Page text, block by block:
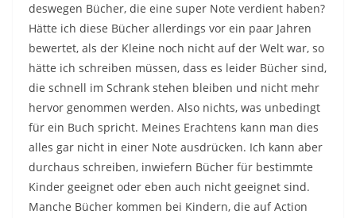
deswegen Bücher, die eine super Note verdient haben?
Hätte ich diese Bücher allerdings vor ein paar Jahren
bewertet, als der Kleine noch nicht auf der Welt war, so
hätte ich schreiben müssen, dass es leider Bücher sind,
die schnell im Schrank stehen bleiben und nicht mehr
hervor genommen werden. Also nichts, was unbedingt
für ein Buch spricht. Meines Erachtens kann man dies
alles gar nicht in einer Note ausdrücken. Ich kann aber
durchaus schreiben, inwiefern Bücher für bestimmte
Kinder geeignet oder eben auch nicht geeignet sind.
Manche Bücher kommen bei Kindern, die auf Action